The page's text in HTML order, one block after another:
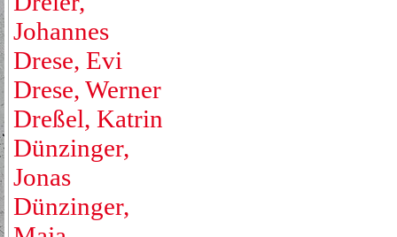
Johannes
Drese, Evi
Drese, Werner
Dreßel, Katrin
Dünzinger,
Jonas
Dünzinger,